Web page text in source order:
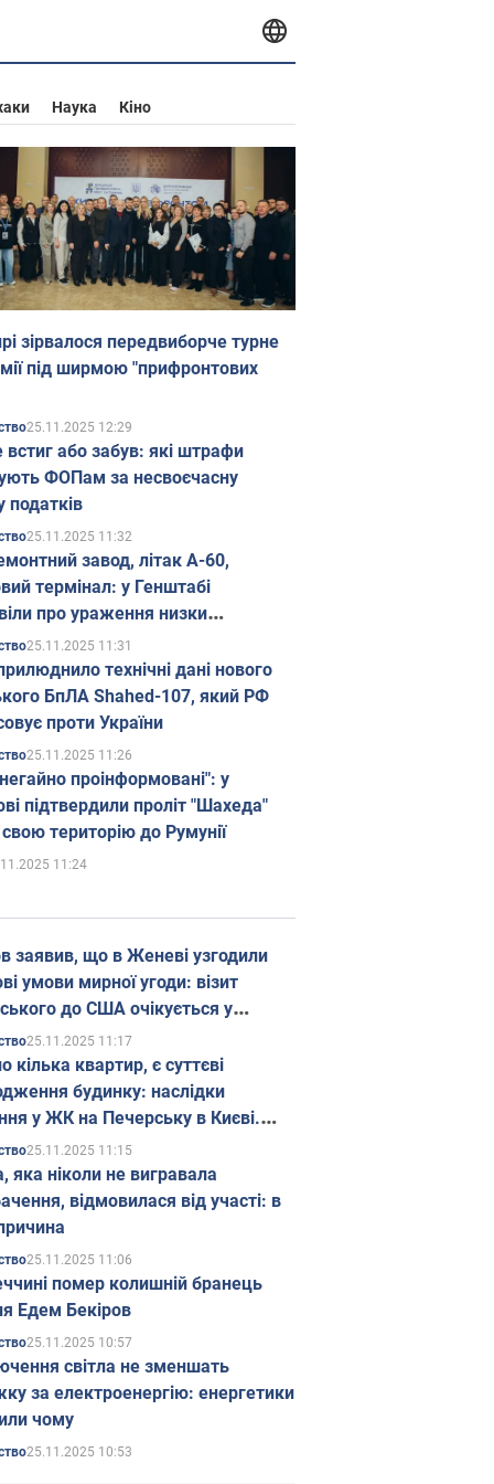
Наука Кіно
зірвалося передвиборче турне
під ширмою "прифронтових
25.11.2025 12:29
встиг або забув: які штрафи
ФОПам за несвоєчасну
податків
25.11.2025 11:32
завод, літак А-60,
термінал: у Генштабі
про ураження низки
об'єктів Росії
25.11.2025 11:31
технічні дані нового
БпЛА Shahed-107, який РФ
проти України
25.11.2025 11:26
проінформовані": у
підтвердили проліт "Шахеда"
територію до Румунії
11:24
заявив, що в Женеві узгодили
умови мирної угоди: візит
до США очікується у
25.11.2025 11:17
кілька квартир, є суттєві
будинку: наслідки
у ЖК на Печерську в Києві.
25.11.2025 11:15
яка ніколи не вигравала
відмовилася від участі: в
25.11.2025 11:06
помер колишній бранець
Едем Бекіров
25.11.2025 10:57
світла не зменшать
за електроенергію: енергетики
чому
25.11.2025 10:53